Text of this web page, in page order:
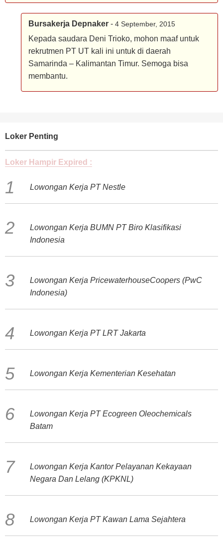
Bursakerja Depnaker - 4 September, 2015
Kepada saudara Deni Trioko, mohon maaf untuk
rekrutmen PT UT kali ini untuk di daerah
Samarinda – Kalimantan Timur. Semoga bisa
membantu.
Loker Penting
Loker Hampir Expired :
Lowongan Kerja PT Nestle
Lowongan Kerja BUMN PT Biro Klasifikasi
Indonesia
Lowongan Kerja PricewaterhouseCoopers (PwC
Indonesia)
Lowongan Kerja PT LRT Jakarta
Lowongan Kerja Kementerian Kesehatan
Lowongan Kerja PT Ecogreen Oleochemicals
Batam
Lowongan Kerja Kantor Pelayanan Kekayaan
Negara Dan Lelang (KPKNL)
Lowongan Kerja PT Kawan Lama Sejahtera